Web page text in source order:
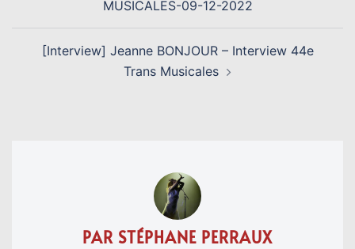
MUSICALES-09-12-2022
[Interview] Jeanne BONJOUR – Interview 44e
Trans Musicales
PAR STÉPHANE PERRAUX